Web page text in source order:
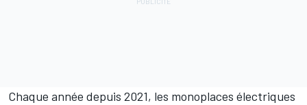
Chaque année depuis 2021, les monoplaces électriques